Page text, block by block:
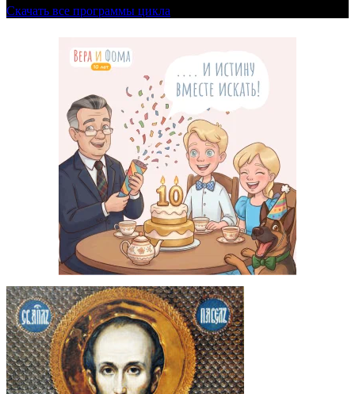
Скачать все программы цикла